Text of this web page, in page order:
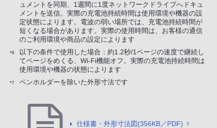
ュメントを同期、1週間に1度ネットワークドライブへドキュ
メントを送信。実際の充電池持続時間は使用環境や機器の設
定状態によります。電波の弱い場所では、充電池持続時間が
短くなる場合があります。実際の使用時間は、お客様の通信
のご利用環境や商品の設定によります
*6
以下の条件で使用した場合：約1.2秒/1ページの速度で継続し
てページをめくる、Wi-Fi機能オフ。実際の充電池持続時間は
使用環境や機器の状態によります
*7 ペンホルダーを除いた外形寸法です
仕様書・外形寸法図(356KB／PDF)